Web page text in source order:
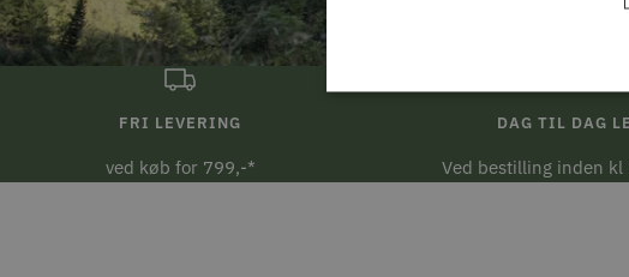
FRI LEVERING
ved køb for 799,-*
DAG TIL DAG
Ved bestilling inden kl